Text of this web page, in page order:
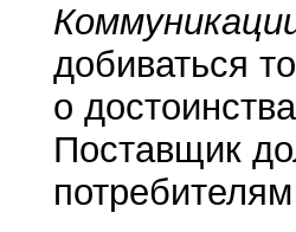
добиваться
о
Поставщик